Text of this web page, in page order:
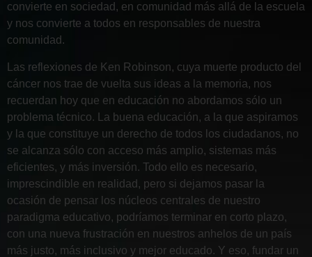
convierte en sociedad, en comunidad más allá de la escuela
y nos convierte a todos en responsables de nuestra
comunidad.
Las reflexiones de Ken Robinson, cuya muerte producto del
cáncer nos trae de vuelta sus ideas a la memoria, nos
recuerdan hoy que en educación no abordamos sólo un
problema técnico. La buena educación, a la que aspiramos
y la que constituye un derecho de todos los ciudadanos, no
se alcanza sólo con acceso más amplio, sistemas más
eficientes, y más inversión. Todo ello es necesario,
imprescindible en realidad, pero si dejamos pasar la
ocasión de pensar los núcleos centrales de nuestro
paradigma educativo, podríamos terminar en corto plazo,
con una nueva frustración en nuestros anhelos de un país
más justo, más inclusivo y mejor educado. Y eso, fundar un